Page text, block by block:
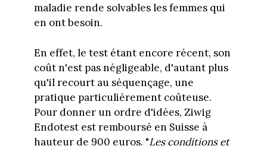
maladie rende solvables les femmes qui
en ont besoin.
En effet, le test étant encore récent, son
coût n'est pas négligeable, d'autant plus
qu'il recourt au séquençage, une
pratique particulièrement coûteuse.
Pour donner un ordre d'idées, Ziwig
Endotest est remboursé en Suisse à
hauteur de 900 euros. "Les conditions et